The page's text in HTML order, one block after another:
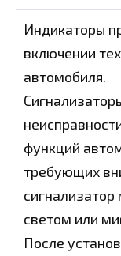
Индикаторы
включении
автомобиля.
функций
требующих
светом или
После